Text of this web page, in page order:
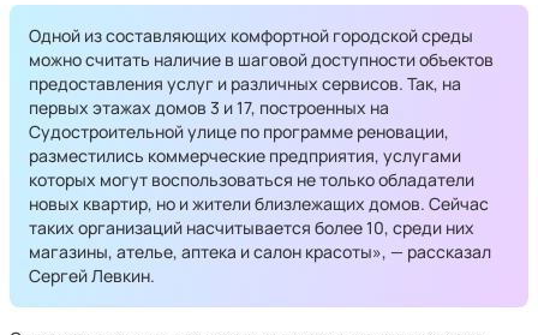
Одной из составляющих комфортной городской среды
можно считать наличие в шаговой доступности объектов
предоставления услуг и различных сервисов. Так, на
первых этажах домов 3 и 17, построенных на
Судостроительной улице по программе реновации,
разместились коммерческие предприятия, услугами
которых могут воспользоваться не только обладатели
новых квартир, но и жители близлежащих домов. Сейчас
таких организаций насчитывается более 10, среди них
магазины, ателье, аптека и салон красоты», — рассказал
Сергей Левкин.